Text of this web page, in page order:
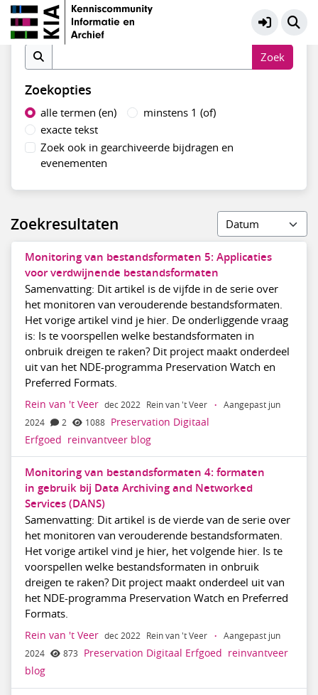
Preservation Digitaal Erfgoed
Zoek op inhoud
Zoekopties
alle termen (en)
minstens 1 (of)
exacte tekst
Zoek ook in gearchiveerde bijdragen en
evenementen
Zoekresultaten
Monitoring van bestandsformaten 5: Applicaties
voor verdwijnende bestandsformaten
Samenvatting: Dit artikel is de vijfde in de serie over
het monitoren van verouderende bestandsformaten.
Het vorige artikel vind je hier. De onderliggende vraag
is: Is te voorspellen welke bestandsformaten in
onbruik dreigen te raken? Dit project maakt onderdeel
uit van het NDE-programma Preservation Watch en
Preferred Formats.
Rein van 't Veer dec 2022 Rein van 't Veer ·
Aangepast jun
2024
2 1088 Preservation Digitaal
Erfgoed reinvantveer blog
Monitoring van bestandsformaten 4: formaten
in gebruik bij Data Archiving and Networked
Services (DANS)
Samenvatting: Dit artikel is de vierde van de serie over
het monitoren van verouderende bestandsformaten.
Het vorige artikel vind je hier, het volgende hier. Is te
voorspellen welke bestandsformaten in onbruik
dreigen te raken? Dit project maakt onderdeel uit van
het NDE-programma Preservation Watch en Preferred
Formats.
Rein van 't Veer dec 2022 Rein van 't Veer ·
Aangepast jun
2024
873 Preservation Digitaal Erfgoed reinvantveer
blog